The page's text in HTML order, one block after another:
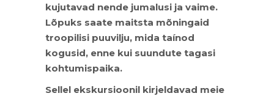
kujutavad nende jumalusi ja vaime.
Lõpuks saate maitsta mõningaid
troopilisi puuvilju, mida taínod
kogusid, enne kui suundute tagasi
kohtumispaika.
Sellel ekskursioonil kirjeldavad meie